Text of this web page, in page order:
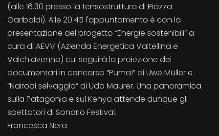
(alle 16.30 presso la tensostruttura di Piazza
Garibaldi). Alle 20.45 l'appuntamento è con la
presentazione del progetto “Energie sostenibili” a
cura di AEVV (Azienda Energetica Valtellina e
Valchiavenna) cui seguirà la proiezione dei
documentari in concorso “Puma!” di Uwe Müller e
“Nairobi selvaggia” di Udo Maurer. Una panoramica
sulla Patagonia e sul Kenya attende dunque gli
spettatori di Sondrio Festival.
Francesca Nera